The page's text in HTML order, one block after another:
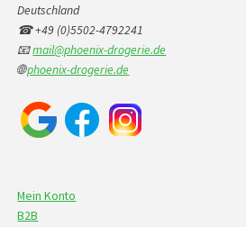
Deutschland
☎ +49 (0)5502-4792241
📧mail@phoenix-drogerie.de
🌐phoenix-drogerie.de
Mein Konto
B2B